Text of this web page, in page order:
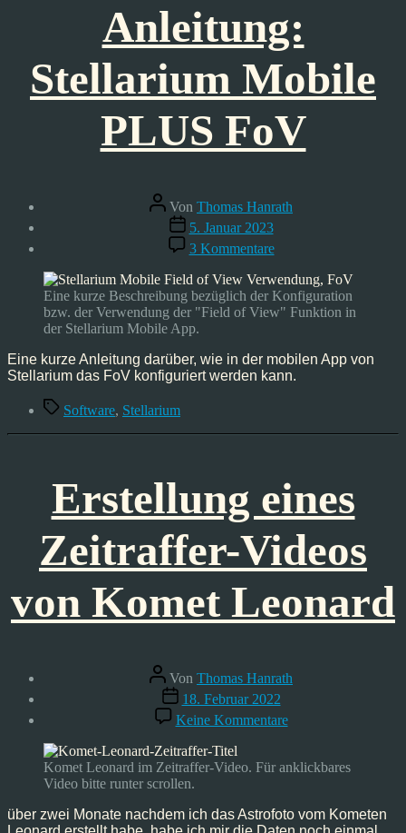
Anleitung:
Stellarium Mobile
PLUS FoV
Beitragsautor
Von Thomas Hanrath
Veröffentlichungsdatum
5. Januar 2023
3 Kommentarezu
Anleitung:
Stellarium
Mobile
PLUS
Eine kurze Beschreibung bezüglich der Konfiguration
bzw. der Verwendung der "Field of View" Funktion in
der Stellarium Mobile App.
Eine kurze Anleitung darüber, wie in der mobilen App von
Stellarium das FoV konfiguriert werden kann.
Schlagwörter
Software, Stellarium
Erstellung eines
Zeitraffer-Videos
von Komet Leonard
Beitragsautor
Von Thomas Hanrath
Veröffentlichungsdatum
18. Februar 2022
Keine Kommentarezu
Erstellung
Zeitraffer-
Komet
Leonard
Komet Leonard im Zeitraffer-Video. Für anklickbares
Video bitte runter scrollen.
über zwei Monate nachdem ich das Astrofoto vom Kometen